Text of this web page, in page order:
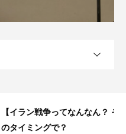
てなんなん？ その4】なぜこ
？